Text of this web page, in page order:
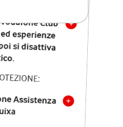
Club
esperienze
si disattiva
Assistenza